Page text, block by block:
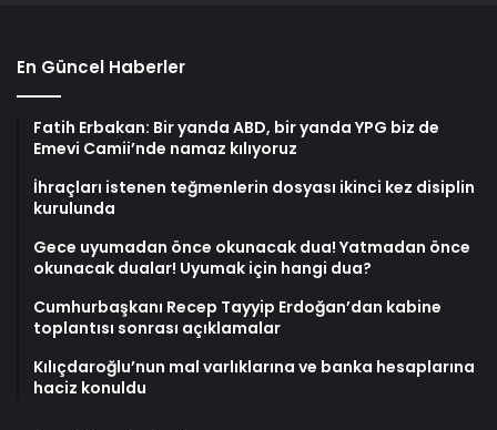
En Güncel Haberler
Fatih Erbakan: Bir yanda ABD, bir yanda YPG biz de
Emevi Camii’nde namaz kılıyoruz
İhraçları istenen teğmenlerin dosyası ikinci kez disiplin
kurulunda
Gece uyumadan önce okunacak dua! Yatmadan önce
okunacak dualar! Uyumak için hangi dua?
Cumhurbaşkanı Recep Tayyip Erdoğan’dan kabine
toplantısı sonrası açıklamalar
Kılıçdaroğlu’nun mal varlıklarına ve banka hesaplarına
haciz konuldu